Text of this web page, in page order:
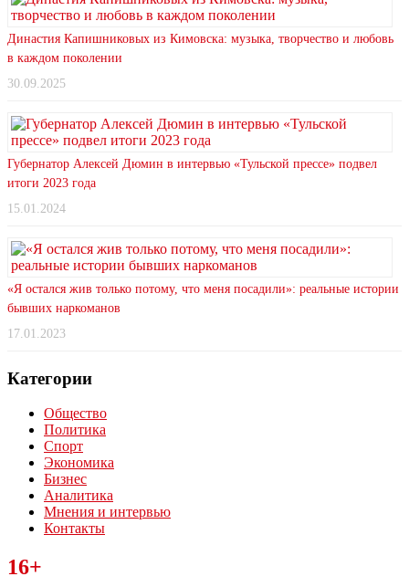
Династия Капишниковых из Кимовска: музыка, творчество и любовь
в каждом поколении
30.09.2025
Губернатор Алексей Дюмин в интервью «Тульской прессе» подвел
итоги 2023 года
15.01.2024
«Я остался жив только потому, что меня посадили»: реальные истории
бывших наркоманов
17.01.2023
Категории
Общество
Политика
Спорт
Экономика
Бизнес
Аналитика
Мнения и интервью
Контакты
Читайте последние новости дня в Тульской области на сайте
“ЗаНовомосковск”
16+